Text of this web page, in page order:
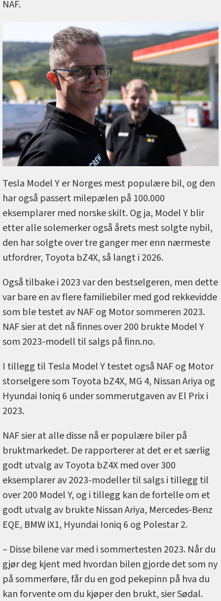
NAF.
Tesla Model Y er Norges mest populære bil, og den
har også passert milepælen på 100.000
eksemplarer med norske skilt. Og ja, Model Y blir
etter alle solemerker også årets mest solgte nybil,
den har solgte over tre ganger mer enn nærmeste
utfordrer, Toyota bZ4X, så langt i 2026.
Også tilbake i 2023 var den bestselgeren, men dette
var bare en av flere familiebiler med god rekkevidde
som ble testet av NAF og Motor sommeren 2023.
NAF sier at det nå finnes over 200 brukte Model Y
som 2023-modell til salgs på finn.no.
I tillegg til Tesla Model Y testet også NAF og Motor
storselgere som Toyota bZ4X, MG 4, Nissan Ariya og
Hyundai Ioniq 6 under sommerutgaven av El Prix i
2023.
NAF sier at alle disse nå er populære biler på
bruktmarkedet. De rapporterer at det er et særlig
godt utvalg av Toyota bZ4X med over 300
eksemplarer av 2023-modeller til salgs i tillegg til
over 200 Model Y, og i tillegg kan de fortelle om et
godt utvalg av brukte Nissan Ariya, Mercedes-Benz
EQE, BMW iX1, Hyundai Ioniq 6 og Polestar 2.
– Disse bilene var med i sommertesten 2023. Når du
gjør deg kjent med hvordan bilen gjorde det som ny
på sommerføre, får du en god pekepinn på hva du
kan forvente om du kjøper den brukt, sier Sødal.